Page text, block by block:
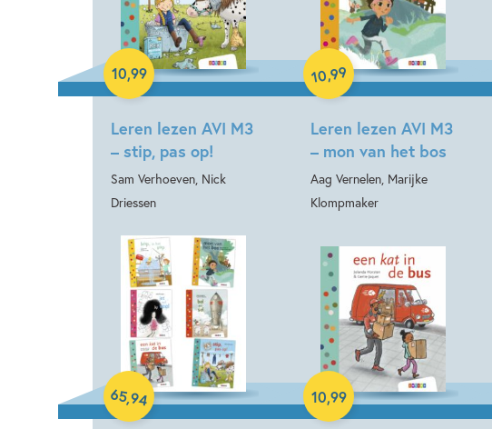
Leren lezen AVI M3
– stip, pas op!
Sam Verhoeven, Nick
Driessen
10,99
Hardcover
Leren lezen AVI M3
– mon van het bos
Aag Vernelen, Marijke
Klompmaker
10,99
Hardcover
65,94
Samengesteld pakket
10,99
Hardcover